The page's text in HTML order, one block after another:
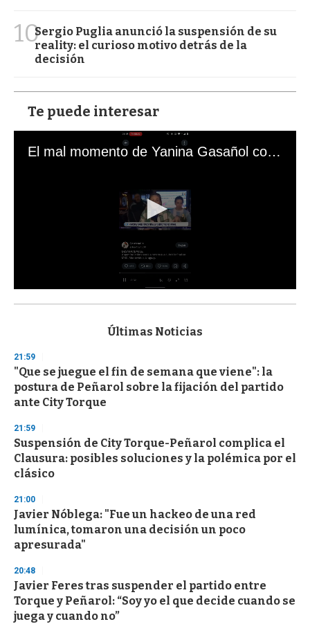
10Sergio Puglia anunció la suspensión de su
reality: el curioso motivo detrás de la
decisión
Te puede interesar
El mal momento de Yanina Gasañol con un hincha argentino en "Subrayado"
s
d
s
o
f
3
s
e
c
o
n
Últimas Noticias
21:59
"Que se juegue el fin de semana que viene": la
postura de Peñarol sobre la fijación del partido
ante City Torque
21:59
Suspensión de City Torque-Peñarol complica el
Clausura: posibles soluciones y la polémica por el
clásico
21:00
Javier Nóblega: "Fue un hackeo de una red
lumínica, tomaron una decisión un poco
apresurada"
20:48
Javier Feres tras suspender el partido entre
Torque y Peñarol: “Soy yo el que decide cuando se
juega y cuando no”